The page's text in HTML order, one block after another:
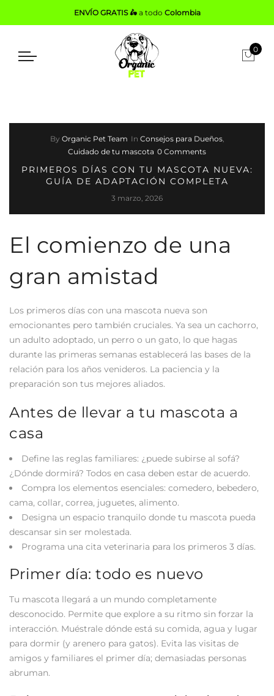
ENVÍO GRATIS 🛵a todo Colombia
0
By Organic Pet Team In Consejos para Dueños,
Cuidado de tu mascota 0 Comments
PRIMEROS DÍAS CON TU MASCOTA NUEVA:
GUÍA DE ADAPTACIÓN COMPLETA
3 marzo, 2026
El comienzo de una
gran amistad
Los primeros días con una mascota nueva son
emocionantes pero también cruciales. Ya sea un cachorro,
un adulto adoptado, un perro o un gato, lo que hagas
durante las primeras semanas establecerá las bases de la
relación para los años venideros. La paciencia y la
preparación son tus mejores aliados.
Antes de llevar a tu mascota a
casa
Define las reglas familiares: ¿puede subirse al sofá?
¿Dónde dormirá? Todos en casa deben estar de acuerdo.
Compra los elementos esenciales: comedero, bebedero,
cama, collar, correa, juguetes, alimento.
Designa un espacio tranquilo donde tu mascota pueda
descansar sin ser molestada.
Programa una cita veterinaria para los primeros 3 días.
Primer día: todo es nuevo
Tu mascota llegará a un mundo completamente
desconocido. Permite que explore a su ritmo sin forzar la
interacción. Muéstrale dónde está su comida, agua y lugar
para dormir (y arenero para gatos). Evita las visitas de
amigos y familiares el primer día; demasiadas personas
abruman.